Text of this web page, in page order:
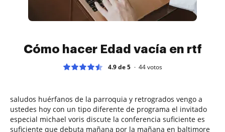
Cómo hacer Edad vacía en rtf
4.9 de 5 44votos
saludos huérfanos de la parroquia y retrogrados vengo a
ustedes hoy con un tipo diferente de programa el invitado
especial michael voris discute la conferencia suficiente es
suficiente que debuta mañana por la mañana en baltimore